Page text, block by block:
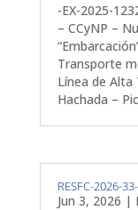
-EX-2025-
– CCyNP –
Transporte
Línea de Alta
Hachada –
RESFC-2026-
Jun 3, 2026 |